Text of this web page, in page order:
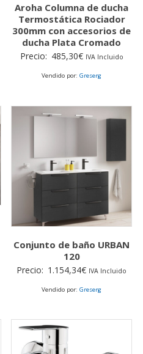
Aroha Columna de ducha
Termostática Rociador
300mm con accesorios de
ducha Plata Cromado
Precio: 485,30€ IVA Incluido
Vendido por:Greserg
Conjunto de baño URBAN
120
Precio: 1.154,34€ IVA Incluido
Vendido por:Greserg